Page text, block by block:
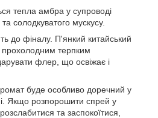
тепла амбра у супроводі
солодкуватого мускусу.
до фіналу. П'янкий китайський
прохолодним терпким
флер, що освіжає і
буде особливо доречний у
Якщо розпорошити спрей у
та заспокоїтися,